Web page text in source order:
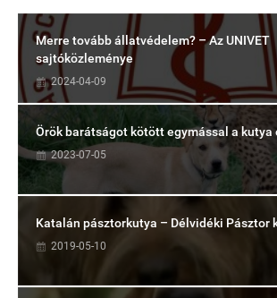
Merre tovább állatvédelem? – Az UNIVET
sajtóközleménye
2024-04-09
Örök barátságot kötött egymással a kutya
2023-07-05
Katalán pásztorkutya – Délvidéki Pásztor
2019-05-10